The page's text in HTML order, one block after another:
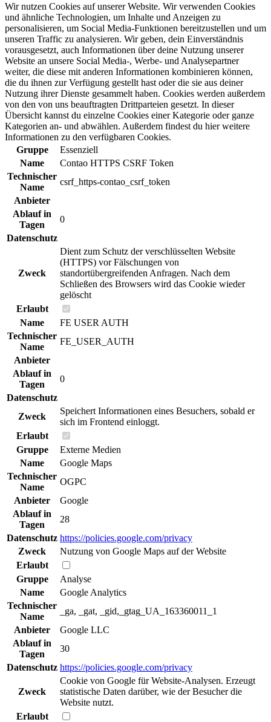
Wir nutzen Cookies auf unserer Website. Wir verwenden Cookies
und ähnliche Technologien, um Inhalte und Anzeigen zu
personalisieren, um Social Media-Funktionen bereitzustellen und um
unseren Traffic zu analysieren. Wir geben, dein Einverständnis
vorausgesetzt, auch Informationen über deine Nutzung unserer
Website an unsere Social Media-, Werbe- und Analysepartner
weiter, die diese mit anderen Informationen kombinieren können,
die du ihnen zur Verfügung gestellt hast oder die sie aus deiner
Nutzung ihrer Dienste gesammelt haben. Cookies werden außerdem
von den von uns beauftragten Drittparteien gesetzt. In dieser
Übersicht kannst du einzelne Cookies einer Kategorie oder ganze
Kategorien an- und abwählen. Außerdem findest du hier weitere
Informationen zu den verfügbaren Cookies.
Gruppe
Essenziell
Name
Contao HTTPS CSRF Token
Technischer
Name
csrf_https-contao_csrf_token
Anbieter
Ablauf in
Tagen
0
Datenschutz
Zweck
Dient zum Schutz der verschlüsselten Website
(HTTPS) vor Fälschungen von
standortübergreifenden Anfragen. Nach dem
Schließen des Browsers wird das Cookie wieder
gelöscht
Erlaubt
Name
FE USER AUTH
Technischer
Name
FE_USER_AUTH
Anbieter
Ablauf in
Tagen
0
Datenschutz
Zweck
Speichert Informationen eines Besuchers, sobald er
sich im Frontend einloggt.
Erlaubt
Gruppe
Externe Medien
Name
Google Maps
Technischer
Name
OGPC
Anbieter
Google
Ablauf in
Tagen
28
Datenschutz https://policies.google.com/privacy
Zweck
Nutzung von Google Maps auf der Website
Erlaubt
Gruppe
Analyse
Name
Google Analytics
Technischer
Name
_ga, _gat, _gid,_gtag_UA_163360011_1
Anbieter
Google LLC
Ablauf in
Tagen
30
Datenschutz https://policies.google.com/privacy
Zweck
Cookie von Google für Website-Analysen. Erzeugt
statistische Daten darüber, wie der Besucher die
Website nutzt.
Erlaubt